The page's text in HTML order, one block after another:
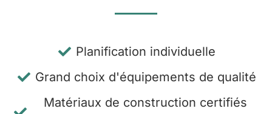
Planification individuelle
Grand choix d'équipements de qualité
Matériaux de construction certifiés